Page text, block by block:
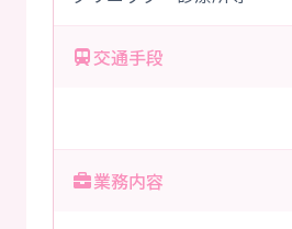
交通手段
業務内容